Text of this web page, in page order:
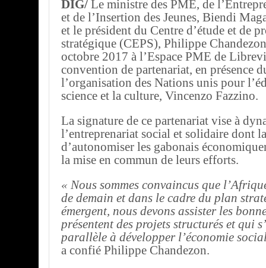
DIG/ Le ministre des PME, de
et de l’Insertion des Jeunes, Biendi
et le président du Centre d’étude et de
stratégique (CEPS), Philippe
octobre 2017 à l’Espace PME de
convention de partenariat, en présence
l’organisation des Nations unis pour
science et la culture, Vincenzo Fazzino.
La signature de ce partenariat vise à
l’entreprenariat social et solidaire dont
d’autonomiser les gabonais
la mise en commun de leurs efforts.
« Nous sommes convaincus que
de demain et dans le cadre du plan
émergent, nous devons assister les
présentent des projets structurés et qui
parallèle à développer l’économie
a confié Philippe Chandezon.